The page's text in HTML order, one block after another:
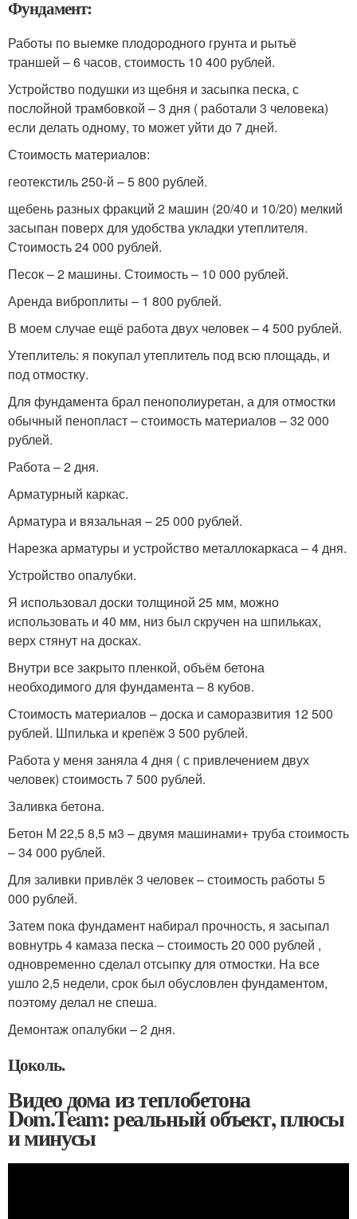
Фундамент:
Работы по выемке плодородного грунта и рытьё
траншей – 6 часов, стоимость 10 400 рублей.
Устройство подушки из щебня и засыпка песка, с
послойной трамбовкой – 3 дня ( работали 3 человека)
если делать одному, то может уйти до 7 дней.
Стоимость материалов:
геотекстиль 250-й – 5 800 рублей.
щебень разных фракций 2 машин (20/40 и 10/20) мелкий
засыпан поверх для удобства укладки утеплителя.
Стоимость 24 000 рублей.
Песок – 2 машины. Стоимость – 10 000 рублей.
Аренда виброплиты – 1 800 рублей.
В моем случае ещё работа двух человек – 4 500 рублей.
Утеплитель: я покупал утеплитель под всю площадь, и
под отмостку.
Для фундамента брал пенополиуретан, а для отмостки
обычный пенопласт – стоимость материалов – 32 000
рублей.
Работа – 2 дня.
Арматурный каркас.
Арматура и вязальная – 25 000 рублей.
Нарезка арматуры и устройство металлокаркаса – 4 дня.
Устройство опалубки.
Я использовал доски толщиной 25 мм, можно
использовать и 40 мм, низ был скручен на шпильках,
верх стянут на досках.
Внутри все закрыто пленкой, объём бетона
необходимого для фундамента – 8 кубов.
Стоимость материалов – доска и саморазвития 12 500
рублей. Шпилька и крепёж 3 500 рублей.
Работа у меня заняла 4 дня ( с привлечением двух
человек) стоимость 7 500 рублей.
Заливка бетона.
Бетон М 22,5 8,5 м3 – двумя машинами+ труба стоимость
– 34 000 рублей.
Для заливки привлёк 3 человек – стоимость работы 5
000 рублей.
Затем пока фундамент набирал прочность, я засыпал
вовнутрь 4 камаза песка – стоимость 20 000 рублей ,
одновременно сделал отсыпку для отмостки. На все
ушло 2,5 недели, срок был обусловлен фундаментом,
поэтому делал не спеша.
Демонтаж опалубки – 2 дня.
Цоколь.
Видео дома из теплобетона
Dom.Team: реальный объект, плюсы
и минусы